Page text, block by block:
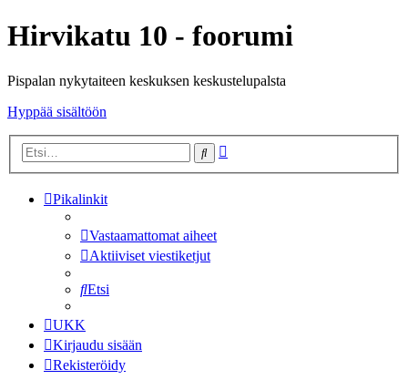
Hirvikatu 10 - foorumi
Pispalan nykytaiteen keskuksen keskustelupalsta
Hyppää sisältöön
Etsi
Pikalinkit
Vastaamattomat aiheet
Aktiiviset viestiketjut
Etsi
UKK
Kirjaudu sisään
Rekisteröidy